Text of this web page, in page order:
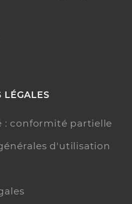
LÉGALES
: conformité partielle
d'utilisation